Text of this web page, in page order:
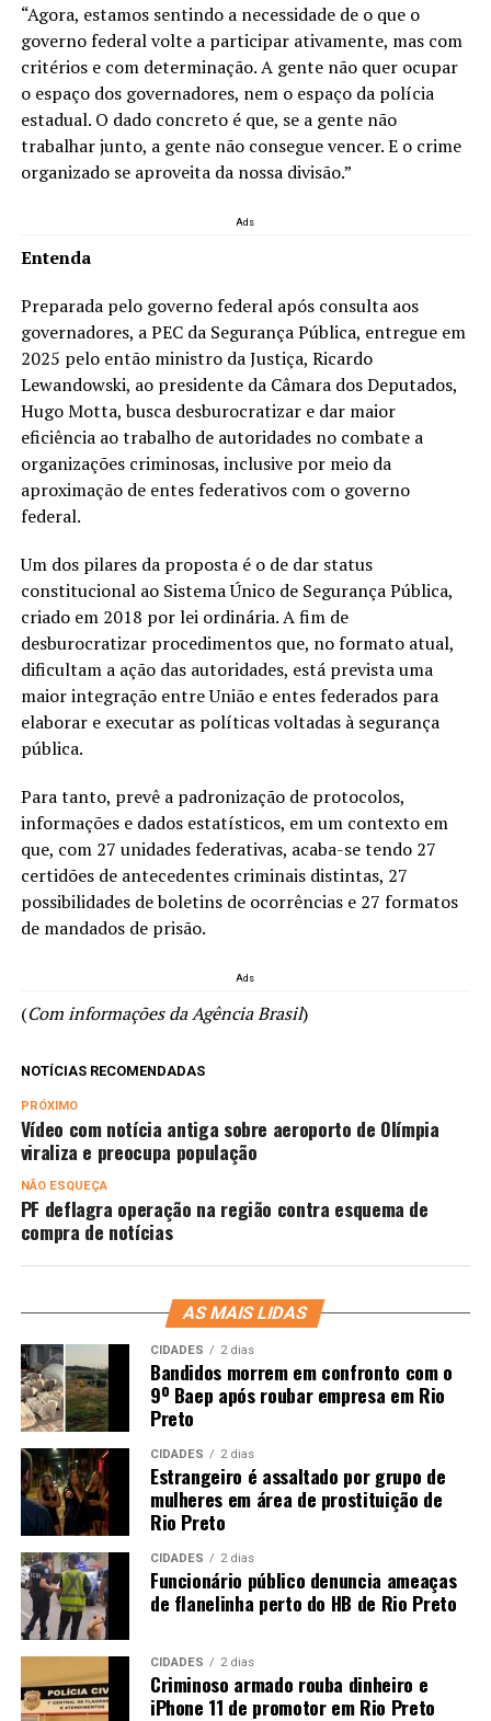
“Agora, estamos sentindo a necessidade de o que o
governo federal volte a participar ativamente, mas com
critérios e com determinação. A gente não quer ocupar
o espaço dos governadores, nem o espaço da polícia
estadual. O dado concreto é que, se a gente não
trabalhar junto, a gente não consegue vencer. E o crime
organizado se aproveita da nossa divisão.”
Ads
Entenda
Preparada pelo governo federal após consulta aos
governadores, a PEC da Segurança Pública, entregue em
2025 pelo então ministro da Justiça, Ricardo
Lewandowski, ao presidente da Câmara dos Deputados,
Hugo Motta, busca desburocratizar e dar maior
eficiência ao trabalho de autoridades no combate a
organizações criminosas, inclusive por meio da
aproximação de entes federativos com o governo
federal.
Um dos pilares da proposta é o de dar status
constitucional ao Sistema Único de Segurança Pública,
criado em 2018 por lei ordinária. A fim de
desburocratizar procedimentos que, no formato atual,
dificultam a ação das autoridades, está prevista uma
maior integração entre União e entes federados para
elaborar e executar as políticas voltadas à segurança
pública.
Para tanto, prevê a padronização de protocolos,
informações e dados estatísticos, em um contexto em
que, com 27 unidades federativas, acaba-se tendo 27
certidões de antecedentes criminais distintas, 27
possibilidades de boletins de ocorrências e 27 formatos
de mandados de prisão.
Ads
(Com informações da Agência Brasil)
NOTÍCIAS RECOMENDADAS
PRÓXIMO
Vídeo com notícia antiga sobre aeroporto de Olímpia
viraliza e preocupa população
NÃO ESQUEÇA
PF deflagra operação na região contra esquema de
compra de notícias
AS MAIS LIDAS
CIDADES 2 dias
Bandidos morrem em confronto com o
9º Baep após roubar empresa em Rio
Preto
CIDADES 2 dias
Estrangeiro é assaltado por grupo de
mulheres em área de prostituição de
Rio Preto
CIDADES 2 dias
Funcionário público denuncia ameaças
de flanelinha perto do HB de Rio Preto
CIDADES 2 dias
Criminoso armado rouba dinheiro e
iPhone 11 de promotor em Rio Preto